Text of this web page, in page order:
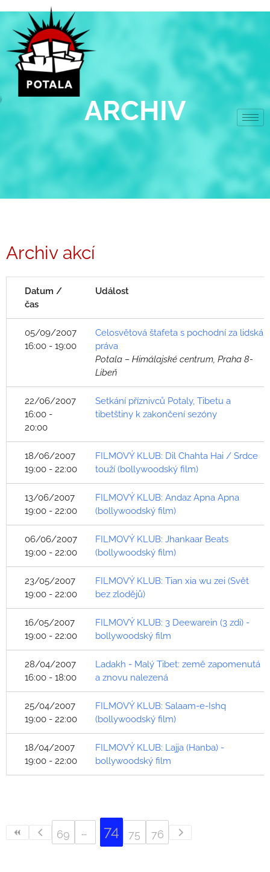
obsah
ARCHIV
Archiv akcí
Datum /
čas
Událost
05/09/2007
16:00 - 19:00
Celosvětová štafeta s pochodní za lidská
práva
Potala – Himálajské centrum, Praha 8-
Libeň
22/06/2007
16:00 -
20:00
Setkání příznivců Potaly, Tibetu a
tibetštiny k zakončení sezóny
18/06/2007
19:00 - 22:00
FILMOVÝ KLUB: Dil Chahta Hai / Srdce
touží (bollywoodský film)
13/06/2007
19:00 - 22:00
FILMOVÝ KLUB: Andaz Apna Apna
(bollywoodský film)
06/06/2007
19:00 - 22:00
FILMOVÝ KLUB: Jhankaar Beats
(bollywoodský film)
23/05/2007
19:00 - 22:00
FILMOVÝ KLUB: Tian xia wu zei (Svět
bez zlodějů)
16/05/2007
19:00 - 22:00
FILMOVÝ KLUB: 3 Deewarein (3 zdi) -
bollywoodský film
28/04/2007
16:00 - 18:00
Ladakh - Malý Tibet: země zapomenutá
a znovu nalezená
25/04/2007
19:00 - 22:00
FILMOVÝ KLUB: Salaam-e-Ishq
(bollywoodský film)
18/04/2007
19:00 - 22:00
FILMOVÝ KLUB: Lajja (Hanba) -
bollywoodský film
69 74 75 76